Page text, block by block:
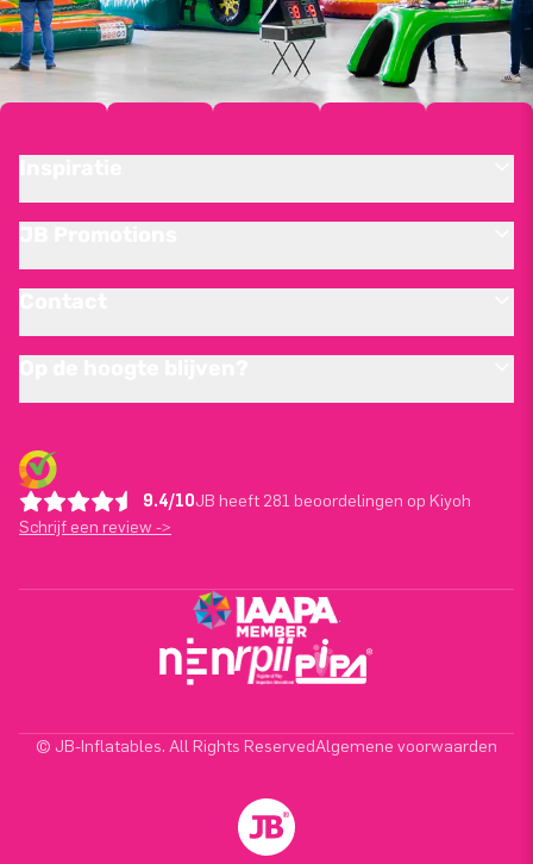
9.4/10JB heeft 281 beoordelingen op Kiyoh
Schrijf een review ->
© JB-Inflatables. All Rights ReservedAlgemene voorwaarden